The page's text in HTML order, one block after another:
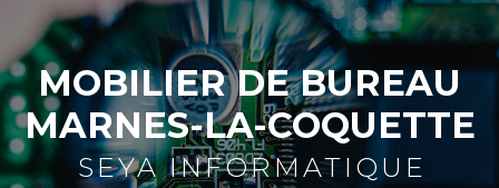
MOBILIER DE BUREAU
MARNES-LA-COQUETTE
SEYA INFORMATIQUE